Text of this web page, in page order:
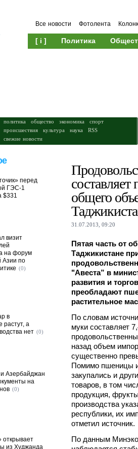
Все новости Фотолента
[ i ] Политика
политика общество экономика
спорт
происшествия
культура наука
RSS
свежие новости
составляет
общего
31.07.2013, 09:20
Пятая часть от
Таджикистане
"Авеста” в
развития и
преобладают
растительное
По словам
муки составляет
назад объем
существенно
Помимо пшеницы
закупались и
товаров, в том
продукция,
производства
республики, их
отметил источник.
По данным
перед
ГЭС-1
$331
визит
на форум
Азии по
(0)
в
растут, а
нет (0)
Азербайджан
на
(0)
из Худжанда